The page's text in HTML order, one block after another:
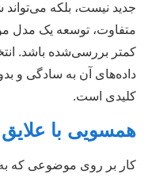
جدید نیست، بلکه
متفاوت، توسعه یک مدل
کمتر بررسی‌شده باشد.
داده‌های آن به سادگی و
کلیدی است.
همسویی با
کار بر روی موضوعی که به